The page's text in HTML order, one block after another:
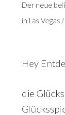
Der neue
in Las Vegas /
Hey
die